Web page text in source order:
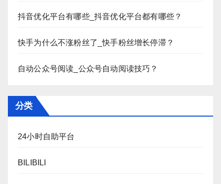
抖音优化平台有哪些_抖音优化平台都有哪些？
快手为什么不涨粉丝了_快手粉丝增长停滞？
自动公众号阅读_公众号自动阅读技巧？
分类
24小时自助平台
BILIBILI